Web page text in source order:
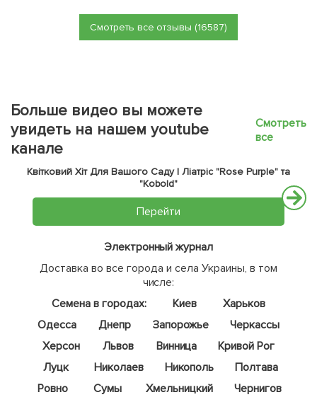
Смотреть все отзывы (16587)
Больше видео вы можете
увидеть на нашем youtube
канале
Смотреть
все
Квітковий Хіт Для Вашого Саду | Ліатріс "Rose Purple" та
"Kobold"
Перейти
Электронный журнал
Доставка во все города и села Украины, в том
числе:
Семена в городах:
Киев
Харьков
Одесса
Днепр Запорожье
Черкассы
Херсон
Львов Винница
Кривой Рог
Луцк
Николаев Никополь
Полтава
Ровно
Сумы Хмельницкий
Чернигов